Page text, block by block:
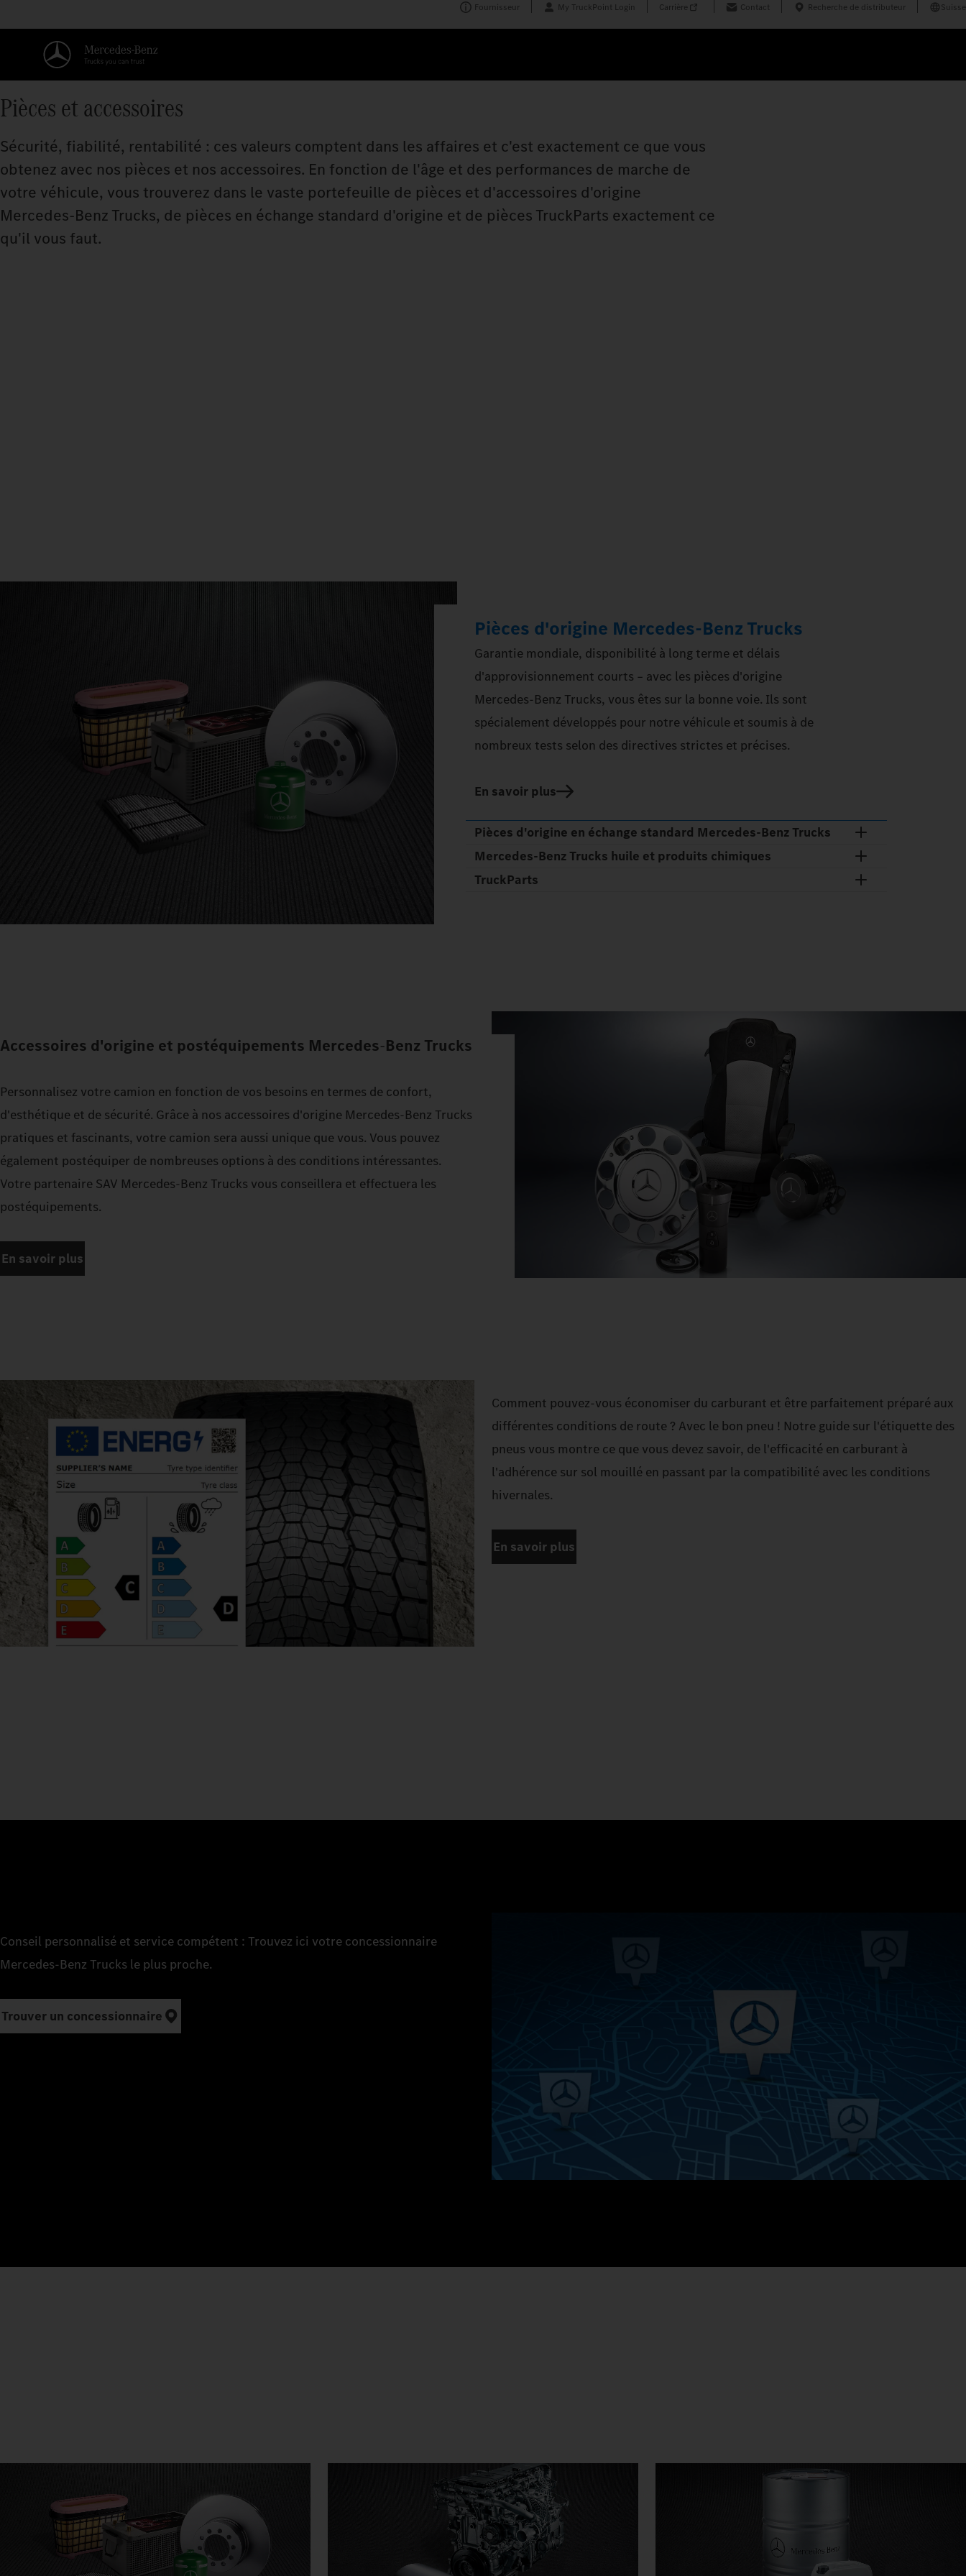
Fournisseur My TruckPoint Login Carrière Contact Recherche de distributeur Suisse
Pièces et accessoires
Sécurité, fiabilité, rentabilité : ces valeurs comptent dans les affaires et c'est exactement ce que vous
obtenez avec nos pièces et nos accessoires. En fonction de l'âge et des performances de marche de
votre véhicule, vous trouverez dans le vaste portefeuille de pièces et d'accessoires d'origine
Mercedes‑Benz Trucks, de pièces en échange standard d'origine et de pièces TruckParts exactement ce
qu'il vous faut.
Pièces d'origine Mercedes‑Benz Trucks
Garantie mondiale, disponibilité à long terme et délais
d'approvisionnement courts – avec les pièces d'origine
Mercedes‑Benz Trucks, vous êtes sur la bonne voie. Ils sont
spécialement développés pour notre véhicule et soumis à de
nombreux tests selon des directives strictes et précises.
En savoir plus
Pièces d'origine en échange standard Mercedes‑Benz Trucks
Mercedes‑Benz Trucks huile et produits chimiques
TruckParts
Accessoires d'origine et postéquipements Mercedes‑Benz Trucks
Personnalisez votre camion en fonction de vos besoins en termes de confort,
d'esthétique et de sécurité. Grâce à nos accessoires d'origine Mercedes‑Benz Trucks
pratiques et fascinants, votre camion sera aussi unique que vous. Vous pouvez
également postéquiper de nombreuses options à des conditions intéressantes.
Votre partenaire SAV Mercedes‑Benz Trucks vous conseillera et effectuera les
postéquipements.
En savoir plus
Comment pouvez-vous économiser du carburant et être parfaitement préparé aux
différentes conditions de route ? Avec le bon pneu ! Notre guide sur l'étiquette des
pneus vous montre ce que vous devez savoir, de l'efficacité en carburant à
l'adhérence sur sol mouillé en passant par la compatibilité avec les conditions
hivernales.
En savoir plus
Conseil personnalisé et service compétent : Trouvez ici votre concessionnaire
Mercedes‑Benz Trucks le plus proche.
Trouver un concessionnaire